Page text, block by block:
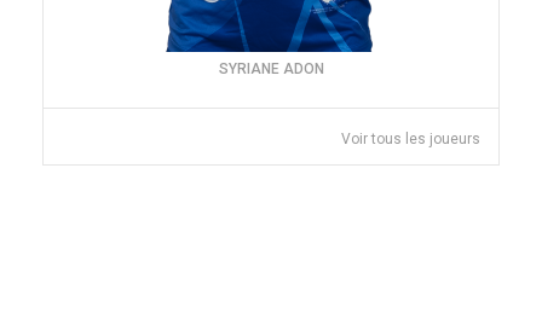
SYRIANE ADON
Voir tous les joueurs